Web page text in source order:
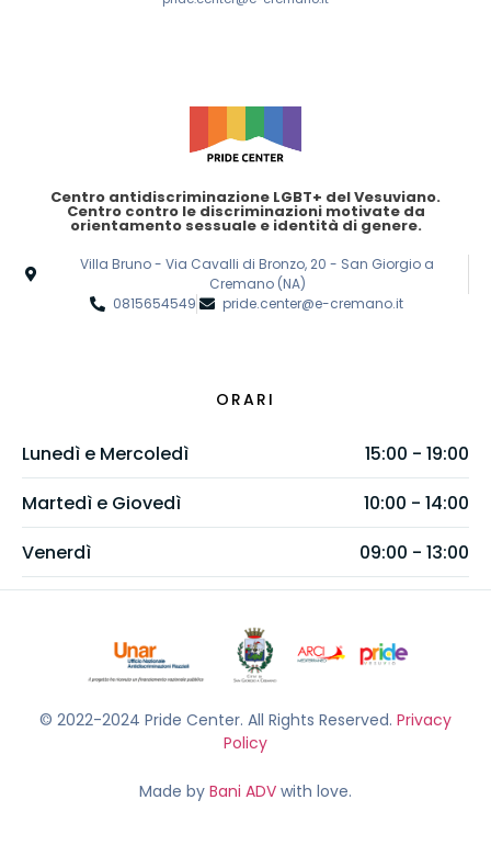
Centro antidiscriminazione LGBT+ del Vesuviano.
Centro contro le discriminazioni motivate da
orientamento sessuale e identità di genere.
Villa Bruno - Via Cavalli di Bronzo, 20 - San Giorgio a
Cremano (NA)
0815654549
pride.center@e-cremano.it
ORARI
Lunedì e Mercoledì
15:00 - 19:00
Martedì e Giovedì
10:00 - 14:00
Venerdì
09:00 - 13:00
© 2022-2024 Pride Center. All Rights Reserved. Privacy
Policy
Made by Bani ADV with love.